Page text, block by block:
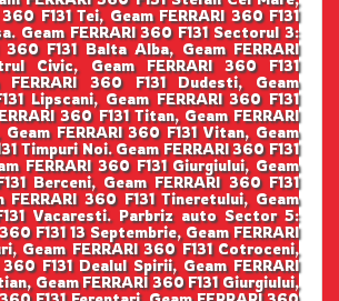
F131 Tei, Geam FERRARI 360 F131
Geam FERRARI 360 F131 Sectorul 3:
360 F131 Balta Alba, Geam FERRARI
Civic, Geam FERRARI 360 F131
360 F131 Dudesti, Geam
Lipscani, Geam FERRARI 360 F131
360 F131 Titan, Geam FERRARI
FERRARI 360 F131 Vitan, Geam
Timpuri Noi. Geam FERRARI 360 F131
FERRARI 360 F131 Giurgiului, Geam
Berceni, Geam FERRARI 360 F131
FERRARI 360 F131 Tineretului, Geam
Vacaresti. Parbriz auto Sector 5:
F131 13 Septembrie, Geam FERRARI
Geam FERRARI 360 F131 Cotroceni,
360 F131 Dealul Spirii, Geam FERRARI
Geam FERRARI 360 F131 Giurgiului,